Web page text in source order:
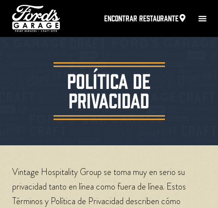
ENCONTRAR RESTAURANTE
POLÍTICA DE
PRIVACIDAD
Vintage Hospitality Group se toma muy en serio su
privacidad tanto en línea como fuera de línea. Estos
Términos y Política de Privacidad describen cómo